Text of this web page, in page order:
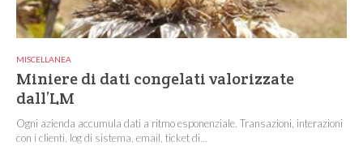
MISCELLANEA
Miniere di dati congelati valorizzate
dall’LM
Ogni azienda accumula dati a ritmo esponenziale. Transazioni, interazioni
con i clienti, log di sistema, email, ticket di...